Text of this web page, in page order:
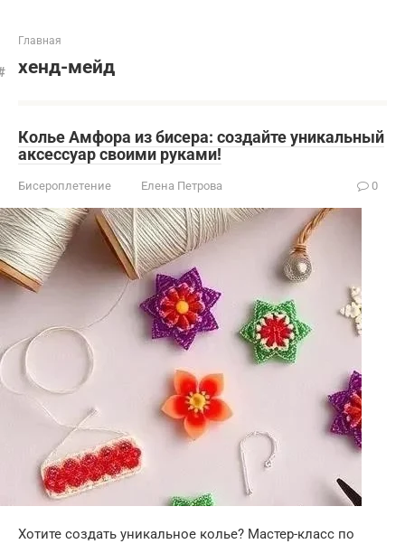
Главная
хенд-мейд
Колье Амфора из бисера: создайте уникальный
аксессуар своими руками!
Бисероплетение Елена Петрова 0
Хотите создать уникальное колье? Мастер-класс по